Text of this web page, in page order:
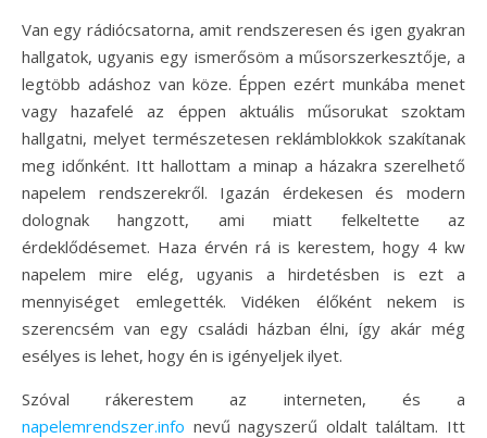
Van egy rádiócsatorna, amit rendszeresen és igen gyakran
hallgatok, ugyanis egy ismerősöm a műsorszerkesztője, a
legtöbb adáshoz van köze. Éppen ezért munkába menet
vagy hazafelé az éppen aktuális műsorukat szoktam
hallgatni, melyet természetesen reklámblokkok szakítanak
meg időnként. Itt hallottam a minap a házakra szerelhető
napelem rendszerekről. Igazán érdekesen és modern
dolognak hangzott, ami miatt felkeltette az
érdeklődésemet. Haza érvén rá is kerestem, hogy 4 kw
napelem mire elég, ugyanis a hirdetésben is ezt a
mennyiséget emlegették. Vidéken élőként nekem is
szerencsém van egy családi házban élni, így akár még
esélyes is lehet, hogy én is igényeljek ilyet.
Szóval rákerestem az interneten, és a
napelemrendszer.info nevű nagyszerű oldalt találtam. Itt